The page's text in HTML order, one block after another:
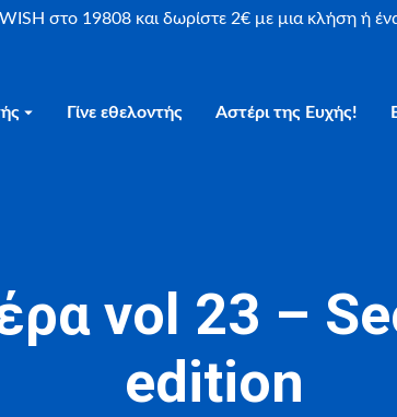
στο 19808 και δωρίστε 2€ με μια κλήση ή
Γίνε εθελοντής Αστέρι της Ευχής!
vol 23 –
edition